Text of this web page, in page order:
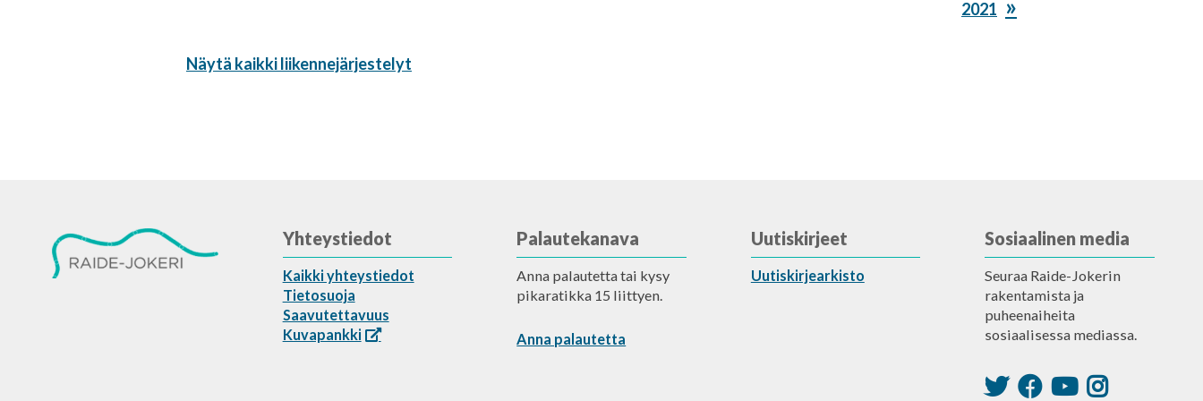
2021
Näytä kaikki liikennejärjestelyt
Yhteystiedot
Kaikki yhteystiedot
Tietosuoja
Saavutettavuus
Kuvapankki
Palautekanava
Anna palautetta tai kysy
pikaratikka 15 liittyen.
Anna palautetta
Uutiskirjeet
Uutiskirjearkisto
Sosiaalinen media
Seuraa Raide-Jokerin
rakentamista ja
puheenaiheita
sosiaalisessa mediassa.